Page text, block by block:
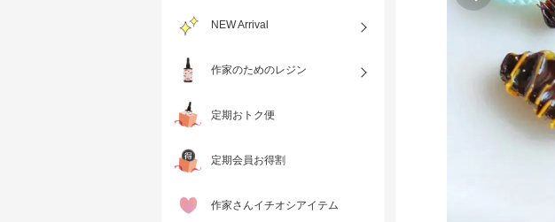
NEW Arrival
作家のためのレジン
定期おトク便
定期会員お得割
作家さんイチオシアイテム